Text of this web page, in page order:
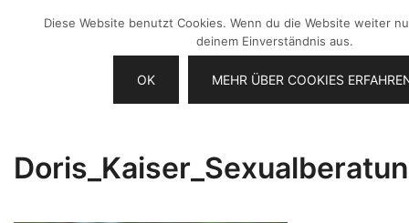
Diese Website benutzt Cookies. Wenn du die Website weiter
deinem Einverständnis aus.
OK MEHR ÜBER COOKIES